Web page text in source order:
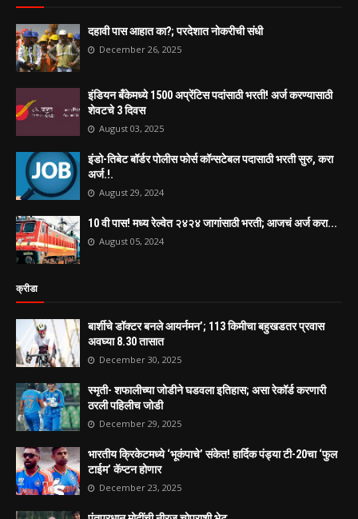
दहावी पास आहात का?; परदेशात नोकरीची संधी
December 26, 2025
इंडियन बँकेमध्ये 1500 अप्रेंटिस पदांसाठी भरती! अर्ज करण्यासाठी
शेवटचे 3 दिवस
August 03, 2025
इंडो-तिबेट बॉर्डर पोलीस फोर्स कॉन्सटेबल पदासाठी भरती सुरु, करा
अर्ज.!.
August 29, 2024
10 वी पास! मध्य रेल्वेत २४२४ जागांसाठी भरती; आजचं अर्ज करा...
August 05, 2024
क्रीडा
बार्शीचे डॉक्टर बनले आयर्नमन’; 113 किमीचा बहुखडतर प्रवास
अवघ्या 8.30 तासात
December 30, 2025
स्मृती- शफालीच्या जोडीने घडवला इतिहास; असा रेकॉर्ड करणारी
ठरली पहिलीच जोडी
December 29, 2025
भारतीय क्रिकेटमध्ये ‘भूकंपाचे’ संकेत! हार्दिक पंड्या टी-20चा ‘फुल
टाईम’ कॅप्टन होणार
December 23, 2025